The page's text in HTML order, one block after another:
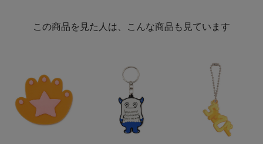
この商品を見た人は、こんな商品も見ています